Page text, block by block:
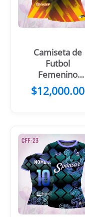
Camiseta de
Futbol
Femenino
Franjas
Rosadas
$12,000.00